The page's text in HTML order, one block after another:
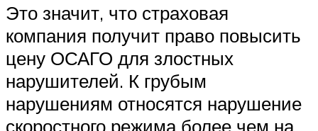
Это значит, что страховая
компания получит право повысить
цену ОСАГО для злостных
нарушителей. К грубым
нарушениям относятся нарушение
скоростного режима более чем на